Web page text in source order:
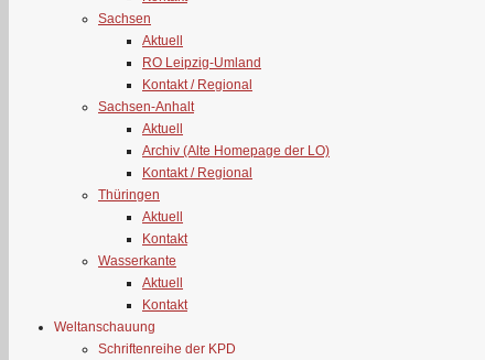
Sachsen
Aktuell
RO Leipzig-Umland
Kontakt / Regional
Sachsen-Anhalt
Aktuell
Archiv (Alte Homepage der LO)
Kontakt / Regional
Thüringen
Aktuell
Kontakt
Wasserkante
Aktuell
Kontakt
Weltanschauung
Schriftenreihe der KPD